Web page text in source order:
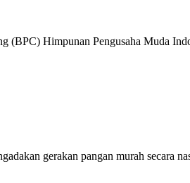
(BPC) Himpunan Pengusaha Muda
gerakan pangan murah secara